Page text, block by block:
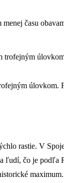
času
úlovkom.
rastie. V
ľudí, čo je podľa